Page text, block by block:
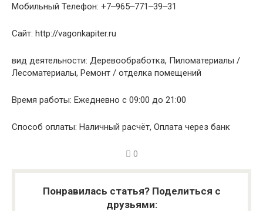
Мобильный Телефон: +7‒965‒771‒39‒31
Сайт: http://vagonkapiter.ru
вид деятельности: Деревообработка, Пиломатериалы /
Лесоматериалы, Ремонт / отделка помещений
Время работы: Ежедневно с 09:00 до 21:00
Способ оплаты: Наличный расчёт, Оплата через банк
0
Понравилась статья? Поделиться с
друзьями: